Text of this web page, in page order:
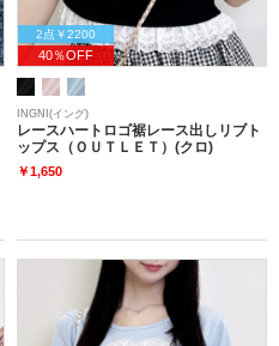
2点￥2200
40％OFF
INGNI(イング)
レースハートロゴ裾レース出しリブト
ップス（ＯＵＴＬＥＴ）(クロ)
￥1,650